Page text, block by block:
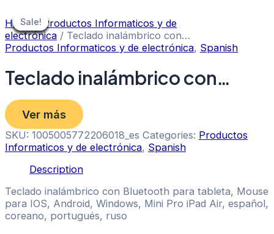
to
content
Sale!
Home/ Productos Informaticos y de
electrónica / Teclado inalámbrico con…
Productos Informaticos y de electrónica, Spanish
Teclado inalámbrico con…
Ver más
SKU: 1005005772206018_es Categories: Productos
Informaticos y de electrónica, Spanish
Description
Teclado inalámbrico con Bluetooth para tableta, Mouse
para IOS, Android, Windows, Mini Pro iPad Air, español,
coreano, portugués, ruso
Sale!
Sale!
Sale!
Sale!
Sale!
Sale!
Sale!
Sale!